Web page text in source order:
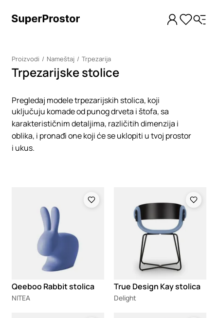
Proizvodi Nameštaj Trpezarija
Trpezarijske stolice
Pregledaj modele trpezarijskih stolica, koji
uključuju komade od punog drveta i štofa, sa
karakterističnim detaljima, različitih dimenzija i
oblika, i pronađi one koji će se uklopiti u tvoj prostor
i ukus.
Qeeboo Rabbit stolica
NITEA
True Design Kay stolica
Delight